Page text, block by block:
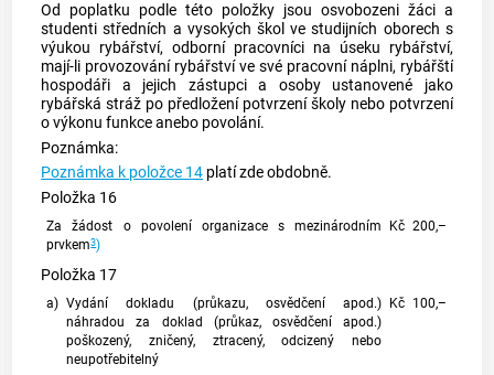
Od poplatku podle této položky jsou osvobozeni žáci a
studenti středních a vysokých škol ve studijních oborech s
výukou rybářství, odborní pracovníci na úseku rybářství,
mají-li provozování rybářství ve své pracovní náplni, rybářští
hospodáři a jejich zástupci a osoby ustanovené jako
rybářská stráž po předložení potvrzení školy nebo potvrzení
o výkonu funkce anebo povolání.
Poznámka:
Poznámka k položce 14 platí zde obdobně.
Položka 16
Za žádost o povolení organizace s mezinárodním
prvkem3)
Kč 200,–
Položka 17
a) Vydání dokladu (průkazu, osvědčení apod.)
náhradou za doklad (průkaz, osvědčení apod.)
poškozený, zničený, ztracený, odcizený nebo
neupotřebitelný
Kč 100,–